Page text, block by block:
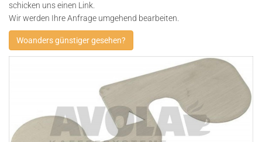
schicken uns einen Link.
Wir werden Ihre Anfrage umgehend bearbeiten.
Woanders günstiger gesehen?